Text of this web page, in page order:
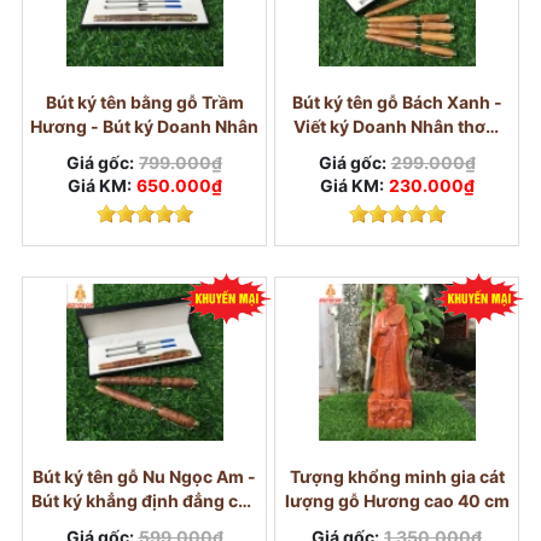
Trái cây và hoa (4 năm):Tượng trưng cho sự
ngọt ngào, tươi mới và sự sinh sôi nảy nở trong
tình yêu.
Bút ký tên bằng gỗ Trầm
Hương - Bút ký Doanh Nhân
Giá gốc: 799.000₫
Giá KM: 650.000₫
Bút ký tên gỗ Bách Xanh -
Viết ký Doanh Nhân thơm
Giá gốc: 299.000₫
Giá KM: 230.000₫
Bút ký tên gỗ Nu Ngọc Am -
Bút ký khẳng định đẳng cấp
Doanh Nhân
Giá gốc: 599.000₫
Tượng khổng minh gia cát
lượng gỗ Hương cao 40 cm
Giá gốc: 1.350.000₫